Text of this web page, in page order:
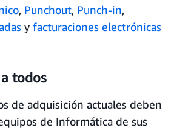
, Punchout, Punch-in,
y facturaciones electrónicas
todos
de adquisición actuales deben
de Informática de sus